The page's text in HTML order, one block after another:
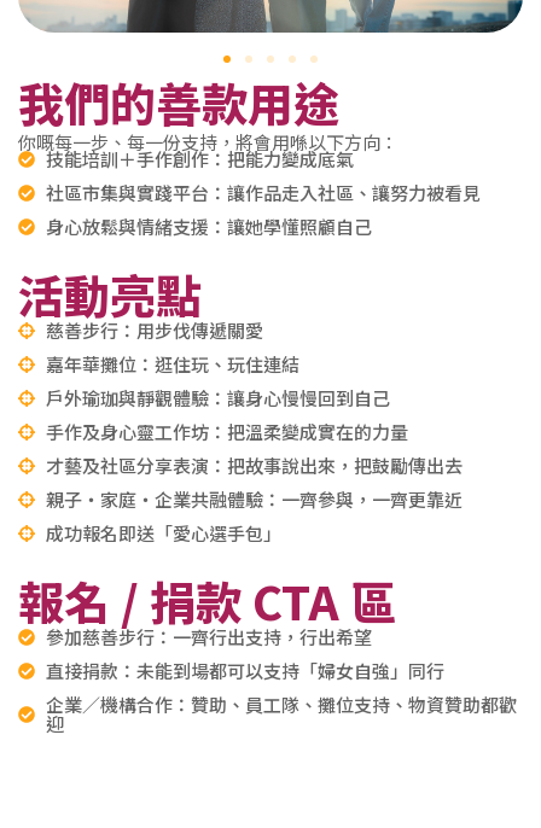
我們的善款用途
你嘅每一步、每一份支持，將會用喺以下方向：
技能培訓＋手作創作：把能力變成底氣
社區市集與實踐平台：讓作品走入社區、讓努力被看見
身心放鬆與情緒支援：讓她學懂照顧自己
活動亮點
慈善步行：用步伐傳遞關愛
嘉年華攤位：逛住玩、玩住連結
戶外瑜珈與靜觀體驗：讓身心慢慢回到自己
手作及身心靈工作坊：把溫柔變成實在的力量
才藝及社區分享表演：把故事說出來，把鼓勵傳出去
親子・家庭・企業共融體驗：一齊參與，一齊更靠近
成功報名即送「愛心選手包」
報名 / 捐款 CTA 區
參加慈善步行：一齊行出支持，行出希望
直接捐款：未能到場都可以支持「婦女自強」同行
企業／機構合作：贊助、員工隊、攤位支持、物資贊助都歡
迎